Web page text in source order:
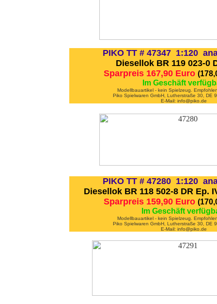
PIKO TT # 47347 1:120
Diesellok BR 119 023-0
Sparpreis 167,90 Euro
Im Geschäft
Modellbauartikel - kein Spielzeug.
Piko Spielwaren GmbH, Lutherstraße 30, DE
E-Mail: info@piko.de
PIKO TT # 47280 1:120
Diesellok BR 118 502-8 DR Ep.
Sparpreis 159,90 Euro
Im Geschäft
Modellbauartikel - kein Spielzeug.
Piko Spielwaren GmbH, Lutherstraße 30, DE
E-Mail: info@piko.de